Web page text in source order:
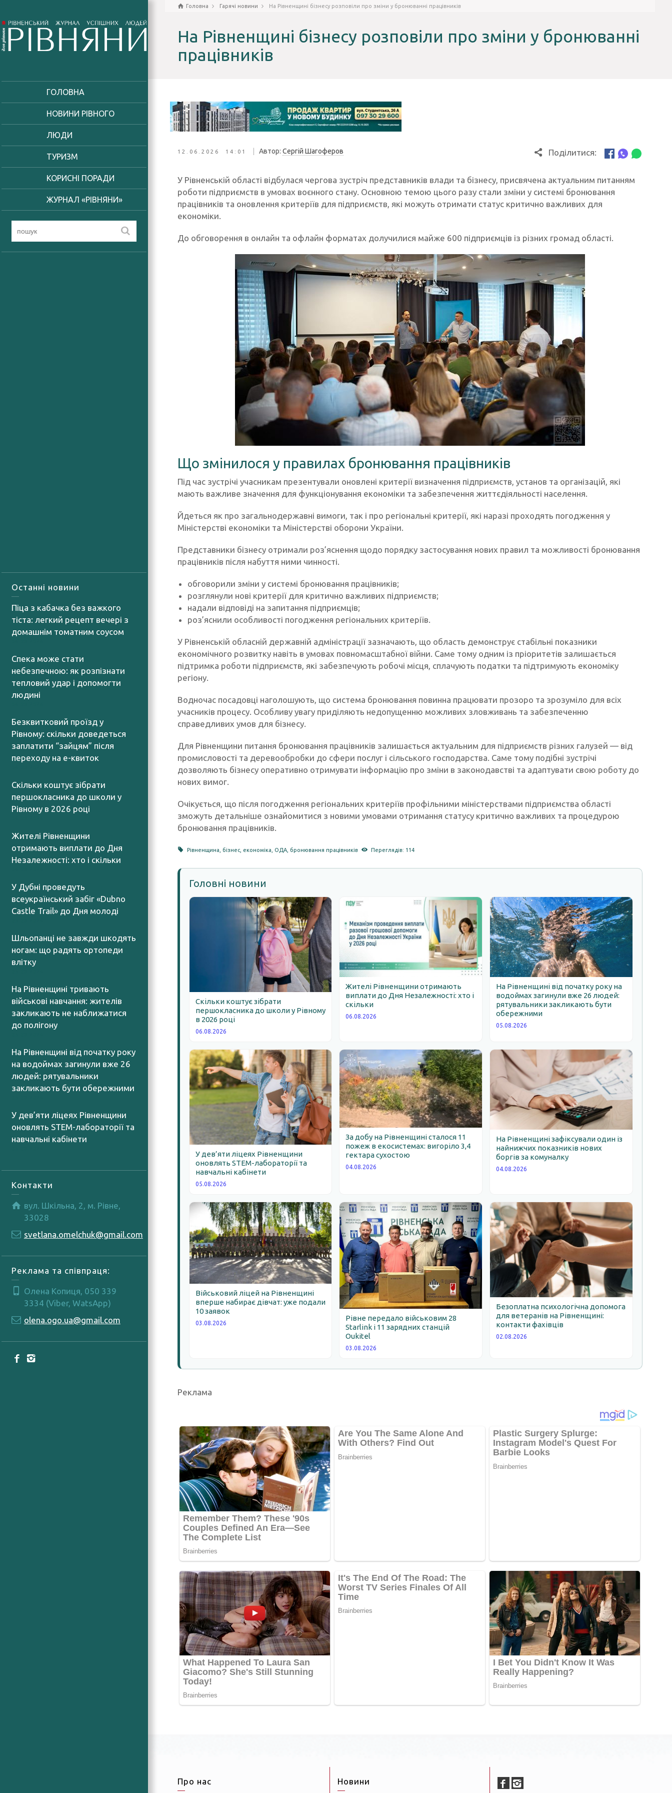
ГОЛОВНА
НОВИНИ РІВНОГО
ЛЮДИ
ТУРИЗМ
КОРИСНІ ПОРАДИ
ЖУРНАЛ «РІВНЯНИ»
Останні новини
Піца з кабачка без важкого
тіста: легкий рецепт вечері з
домашнім томатним соусом
Спека може стати
небезпечною: як розпізнати
тепловий удар і допомогти
людині
Безквитковий проїзд у
Рівному: скільки доведеться
заплатити “зайцям” після
переходу на е-квиток
Скільки коштує зібрати
першокласника до школи у
Рівному в 2026 році
Жителі Рівненщини
отримають виплати до Дня
Незалежності: хто і скільки
У Дубні проведуть
всеукраїнський забіг «Dubno
Castle Trail» до Дня молоді
Шльопанці не завжди шкодять
ногам: що радять ортопеди
влітку
На Рівненщині тривають
військові навчання: жителів
закликають не наближатися
до полігону
На Рівненщині від початку року
на водоймах загинули вже 26
людей: рятувальники
закликають бути обережними
У дев’яти ліцеях Рівненщини
оновлять STEM-лабораторії та
навчальні кабінети
Контакти
вул. Шкільна, 2, м. Рівне,
33028
svetlana.omelchuk@gmail.com
Реклама та співпраця:
Олена Копиця, 050 339
3334 (Viber, WatsApp)
olena.ogo.ua@gmail.com
Головна Гарячі новини На Рівненщині бізнесу розповіли про зміни у бронюванні працівників
На Рівненщині бізнесу розповіли про зміни у бронюванні
працівників
12.06.2026 14:01 Автор: Сергій Шагоферов Поділитися:
У Рівненській області відбулася чергова зустріч представників влади та бізнесу, присвячена актуальним питанням
роботи підприємств в умовах воєнного стану. Основною темою цього разу стали зміни у системі бронювання
працівників та оновлення критеріїв для підприємств, які можуть отримати статус критично важливих для
економіки.
До обговорення в онлайн та офлайн форматах долучилися майже 600 підприємців із різних громад області.
Що змінилося у правилах бронювання працівників
Під час зустрічі учасникам презентували оновлені критерії визначення підприємств, установ та організацій, які
мають важливе значення для функціонування економіки та забезпечення життєдіяльності населення.
Йдеться як про загальнодержавні вимоги, так і про регіональні критерії, які наразі проходять погодження у
Міністерстві економіки та Міністерстві оборони України.
Представники бізнесу отримали роз’яснення щодо порядку застосування нових правил та можливості бронювання
працівників після набуття ними чинності.
обговорили зміни у системі бронювання працівників;
розглянули нові критерії для критично важливих підприємств;
надали відповіді на запитання підприємців;
роз’яснили особливості погодження регіональних критеріїв.
У Рівненській обласній державній адміністрації зазначають, що область демонструє стабільні показники
економічного розвитку навіть в умовах повномасштабної війни. Саме тому одним із пріоритетів залишається
підтримка роботи підприємств, які забезпечують робочі місця, сплачують податки та підтримують економіку
регіону.
Водночас посадовці наголошують, що система бронювання повинна працювати прозоро та зрозуміло для всіх
учасників процесу. Особливу увагу приділяють недопущенню можливих зловживань та забезпеченню
справедливих умов для бізнесу.
Для Рівненщини питання бронювання працівників залишається актуальним для підприємств різних галузей — від
промисловості та деревообробки до сфери послуг і сільського господарства. Саме тому подібні зустрічі
дозволяють бізнесу оперативно отримувати інформацію про зміни в законодавстві та адаптувати свою роботу до
нових вимог.
Очікується, що після погодження регіональних критеріїв профільними міністерствами підприємства області
зможуть детальніше ознайомитися з новими умовами отримання статусу критично важливих та процедурою
бронювання працівників.
Рівненщина ,бізнес економіка ОДА ,бронювання працівників Переглядів: 114
Головні новини
Скільки коштує зібрати
першокласника до школи у Рівному
в 2026 році
06.08.2026
Жителі Рівненщини отримають
виплати до Дня Незалежності: хто і
скільки
06.08.2026
На Рівненщині від початку року на
водоймах загинули вже 26 людей:
рятувальники закликають бути
обережними
05.08.2026
У дев’яти ліцеях Рівненщини
оновлять STEM-лабораторії та
навчальні кабінети
05.08.2026
За добу на Рівненщині сталося 11
пожеж в екосистемах: вигоріло 3,4
гектара сухостою
04.08.2026
На Рівненщині зафіксували один із
найнижчих показників нових
боргів за комуналку
04.08.2026
Військовий ліцей на Рівненщині
вперше набирає дівчат: уже подали
10 заявок
03.08.2026
Рівне передало військовим 28
Starlink і 11 зарядних станцій
Oukitel
03.08.2026
Безоплатна психологічна допомога
для ветеранів на Рівненщині:
контакти фахівців
02.08.2026
Реклама
Про нас Новини